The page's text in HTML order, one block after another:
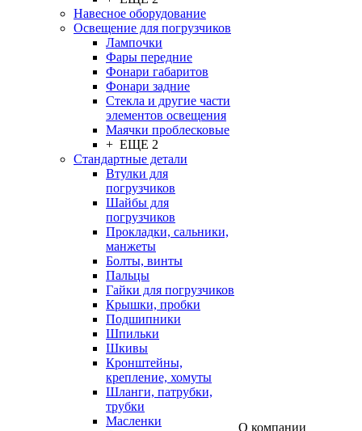
Навесное оборудование
Освещение для погрузчиков
Лампочки
Фары передние
Фонари габаритов
Фонари задние
Стекла и другие части
элементов освещения
Маячки проблесковые
+ ЕЩЕ 2
Стандартные детали
Втулки для
погрузчиков
Шайбы для
погрузчиков
Прокладки, сальники,
манжеты
Болты, винты
Пальцы
Гайки для погрузчиков
Крышки, пробки
Подшипники
Шпильки
Шкивы
Кронштейны,
крепление, хомуты
Шланги, патрубки,
трубки
Масленки
О компании